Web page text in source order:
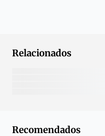
Relacionados
Recomendados